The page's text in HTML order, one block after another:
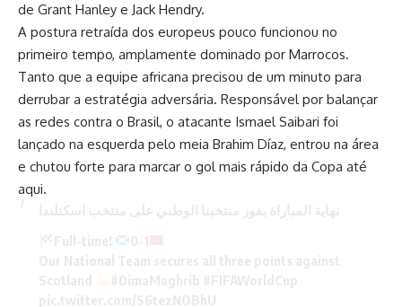
de Grant Hanley e Jack Hendry.
A postura retraída dos europeus pouco funcionou no
primeiro tempo, amplamente dominado por Marrocos.
Tanto que a equipe africana precisou de um minuto para
derrubar a estratégia adversária. Responsável por balançar
as redes contra o Brasil, o atacante Ismael Saibari foi
lançado na esquerda pelo meia Brahim Díaz, entrou na área
e chutou forte para marcar o gol mais rápido da Copa até
aqui.